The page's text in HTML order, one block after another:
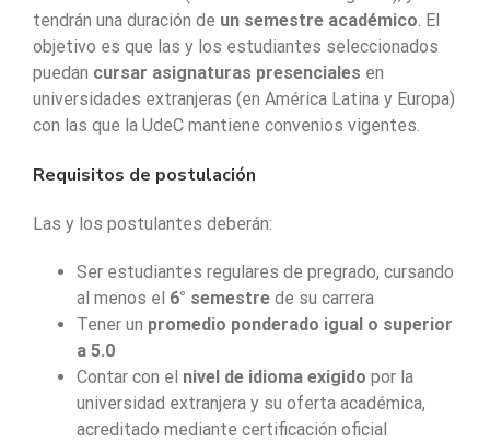
tendrán una duración de un semestre académico . El
objetivo es que las y los estudiantes seleccionados
puedan cursar asignaturas presenciales en
universidades extranjeras (en América Latina y Europa)
con las que la UdeC mantiene convenios vigentes.
Requisitos de postulación
Las y los postulantes deberán:
Ser estudiantes regulares de pregrado, cursando
al menos el 6° semestre de su carrera
Tener un promedio ponderado igual o superior
a 5.0
Contar con el nivel de idioma exigido por la
universidad extranjera y su oferta académica,
acreditado mediante certificación oficial